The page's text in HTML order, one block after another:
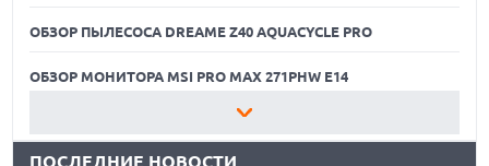
ОБЗОР ПЫЛЕСОСА DREAME Z40 AQUACYCLE PRO
ОБЗОР МОНИТОРА MSI PRO MAX 271PHW E14
КАК БЕЗОПАСНО КУПИТЬ Б/У СМАРТФОН
ПОСЛЕДНИЕ НОВОСТИ
06.08.2026
ТОЛЩИНОЙ 4,7 ММ И 12" OLED МАТРИЦЕЙ